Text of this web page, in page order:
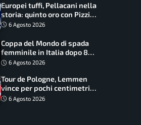
Europei tuffi, Pellacani nella
storia: quinto oro con Pizzini
nel sincro da 3 metri
6 Agosto 2026
Coppa del Mondo di spada
femminile in Italia dopo 8
anni, Alberta Santuccio: “Il
frutti”
6 Agosto 2026
Tour de Pologne, Lemmen
vince per pochi centimetri
su Scaroni: maxi-caduta e
6 Agosto 2026